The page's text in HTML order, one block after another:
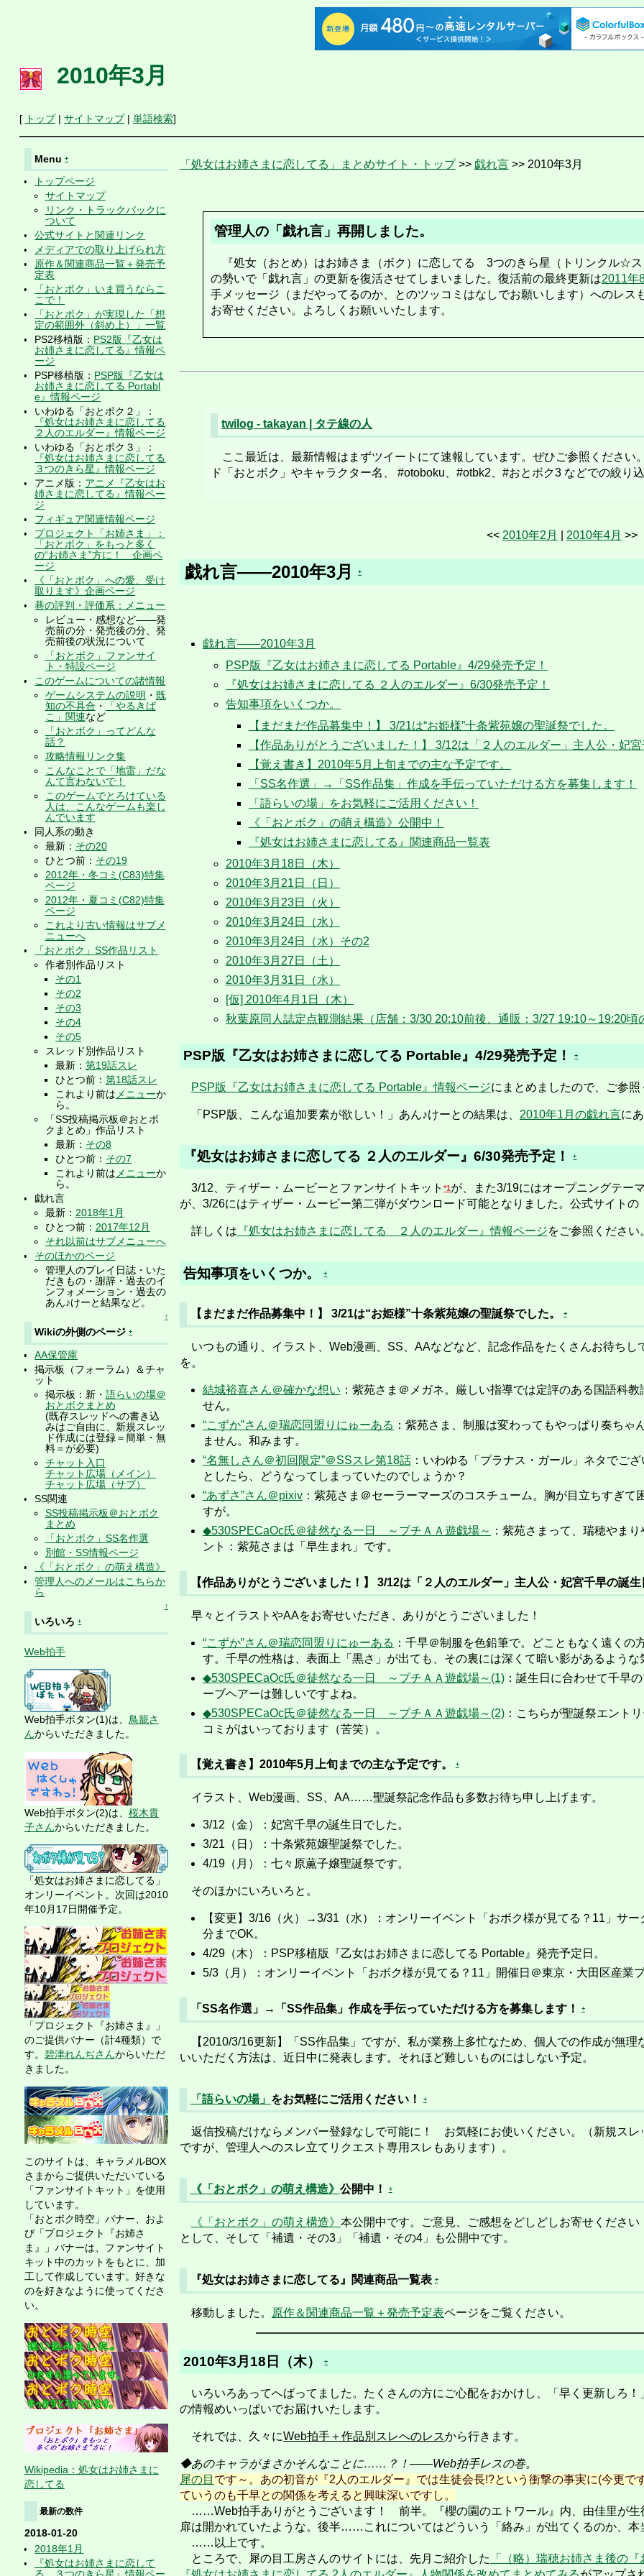
2010年3月
[ トップ| サイトマップ| 単語検索]
Menu+
トップページ
サイトマップ
リンク・トラックバックに
ついて
公式サイトと関連リンク
メディアでの取り上げられ方
原作＆関連商品一覧＋発売予
定表
「おとボク」いま買うならこ
こで！
「おとボク」が実現した「想
定の範囲外（斜め上）」一覧
PS2移植版： PS2版『乙女は
お姉さまに恋してる』情報ペ
ージ
PSP移植版： PSP版『乙女は
お姉さまに恋してる Portabl
e』情報ページ
いわゆる「おとボク２」：
『処女はお姉さまに恋してる
２人のエルダー』情報ページ
いわゆる「おとボク３」：
『処女はお姉さまに恋してる
３つのきら星』情報ページ
アニメ版： アニメ『乙女はお
姉さまに恋してる』情報ペー
ジ
フィギュア関連情報ページ
プロジェクト「お姉さま」：
「おとボク」をもっと多く
の“お姉さま”方に！ 企画ペ
ージ
《「おとボク」への愛、受け
取ります》企画ページ
巷の評判・評価系：メニュー
レビュー・感想など――発
売前の分・発売後の分、発
売前後の状況について
「おとボク」ファンサイ
ト・特設ページ
このゲームについての諸情報
ゲームシステムの説明 ・ 既
知の不具合 ・
「やるきば
こ」関連など
「おとボク」ってどんな
話？
攻略情報リンク集
こんなことで「地雷」だな
んて言わないで！
このゲームでとろけている
人は、こんなゲームも楽し
んでいます
同人系の動き
最新： その20
ひとつ前： その19
2012年・冬コミ(C83)特集
ページ
2012年・夏コミ(C82)特集
ページ
これより古い情報はサブメ
ニューへ
「おとボク」SS作品リスト
作者別作品リスト
その1
その2
その3
その4
その5
スレッド別作品リスト
最新： 第19話スレ
ひとつ前： 第18話スレ
これより前は メニューか
ら。
「SS投稿掲示板＠おとボ
クまとめ」作品リスト
最新： その8
ひとつ前： その7
これより前は メニューか
ら。
戯れ言
最新： 2018年1月
ひとつ前： 2017年12月
それ以前はサブメニューへ
そのほかのページ
管理人のプレイ日誌・いた
だきもの・謝辞・過去のイ
ンフォメーション・過去の
あん♪けーと結果など。
↑
Wikiの外側のページ+
AA保管庫
掲示板（フォーラム）＆チャ
ット
掲示板：新・ 語らいの場＠
おとボクまとめ
(既存スレッドへの書き込
みはご自由に、新規スレッ
ド作成には登録＝簡単・無
料＝が必要)
チャット入口
チャット広場（メイン）
チャット広場（サブ）
SS関連
SS投稿掲示板＠おとボク
まとめ
「おとボク」SS名作選
別館・SS情報ページ
《「おとボク」の萌え構造》
管理人へのメールはこちらか
ら
↑
いろいろ+
Web拍手
Web拍手ボタン(1)は、 鳥籠さ
んからいただきました。
Web拍手ボタン(2)は、 桜木貴
子さんからいただきました。
「処女はお姉さまに恋してる」
オンリーイベント。次回は2010
年10月17日開催予定。
「プロジェクト『お姉さま』」
のご提供バナー（計4種類）で
す。 碧津れんぢさんからいただ
きました。
このサイトは、キャラメルBOX
さまからご提供いただいている
「ファンサイトキット」を使用
しています。
「おとボク時空」バナー、およ
び「プロジェクト『お姉さ
ま』」バナーは、ファンサイト
キット中のカットをもとに、加
工して作成しています。好きな
のを好きなように使ってくださ
い。
Wikipedia：処女はお姉さまに
恋してる
最新の数件
2018-01-20
2018年1月
『処女はお姉さまに恋して
る ３つのきら星』情報ペー
「処女はお姉さまに恋してる」まとめサイト・トップ>> 戯れ言>> 2010年3月
管理人の「戯れ言」再開しました。
『処女（おとめ）はお姉さま（ボク）に恋してる 3つのきら星（トリンクル☆ス
の勢いで「戯れ言」の更新を復活させてしまいました。復活前の最終更新は2011年
手メッセージ（まだやってるのか、とのツッコミはなしでお願いします）へのレス
お寄せください。よろしくお願いいたします。
twilog - takayan | タテ線の人
ここ最近は、最新情報はまずツイートにて速報しています。ぜひご参照ください
ド「おとボク」やキャラクター名、 #otoboku、#otbk2、#おとボク3 などでの絞り
<< 2010年2月 2010年4月 >>
戯れ言――2010年3月+
戯れ言――2010年3月
PSP版『乙女はお姉さまに恋してる Portable』4/29発売予定！
『処女はお姉さまに恋してる ２人のエルダー』6/30発売予定！
告知事項をいくつか。
【まだまだ作品募集中！】 3/21は“お姫様”十条紫苑嬢の聖誕祭でした。
【作品ありがとうございました！】 3/12は「２人のエルダー」主人公・妃宮
【覚え書き】2010年5月上旬までの主な予定です。
「SS名作選」→「SS作品集」作成を手伝っていただける方を募集します！
「語らいの場」をお気軽にご活用ください！
《「おとボク」の萌え構造》公開中！
『処女はお姉さまに恋してる』関連商品一覧表
2010年3月18日（木）
2010年3月21日（日）
2010年3月23日（火）
2010年3月24日（水）
2010年3月24日（水）その2
2010年3月27日（土）
2010年3月31日（水）
[仮] 2010年4月1日（木）
秋葉原同人誌定点観測結果（店舗：3/30 20:10前後、通販：3/27 19:10～19:20頃
PSP版『乙女はお姉さまに恋してる Portable』4/29発売予定！+
PSP版『乙女はお姉さまに恋してる Portable』情報ページにまとめましたので、ご参照
「PSP版、こんな追加要素が欲しい！」あん♪けーとの結果は、 2010年1月の戯れ言に
『処女はお姉さまに恋してる ２人のエルダー』6/30発売予定！+
3/12、ティザー・ムービーとファンサイトキット *1が、また3/19にはオープニングテー
が、3/26にはティザー・ムービー第二弾がダウンロード可能となりました。公式サイトの
詳しくは 『処女はお姉さまに恋してる ２人のエルダー』情報ページをご参照ください
告知事項をいくつか。+
【まだまだ作品募集中！】 3/21は“お姫様”十条紫苑嬢の聖誕祭でした。 +
いつもの通り、イラスト、Web漫画、SS、AAなどなど、記念作品をたくさんお待ちし
を。
結城裕喜さん＠確かな想い ：紫苑さま＠メガネ。厳しい指導では定評のある国語
せん。
“こずか”さん＠瑞恋同盟りにゅーある ：紫苑さま、制服は変わってもやっぱり奏ち
ません。和みます。
“名無しさん＠初回限定”＠SSスレ第18話：いわゆる「プラナス・ガール」ネタでご
としたら、どうなってしまっていたのでしょうか？
“あずさ”さん＠pixiv：紫苑さま＠セーラーマーズのコスチューム。胸が目立ちすぎ
すが。
◆530SPECaOc氏＠徒然なる一日 ～プチＡＡ遊戯場～ ：紫苑さまって、瑞穂や
ント：紫苑さまは「早生まれ」です。
【作品ありがとうございました！】 3/12は「２人のエルダー」主人公・妃宮千早の誕生
早々とイラストやAAをお寄せいただき、ありがとうございました！
“こずか”さん＠瑞恋同盟りにゅーある ：千早＠制服を色鉛筆で。どこともなく遠く
す。千早の性格は、表面上「黒さ」が出ても、その裏には深くて暗い影があるような
◆530SPECaOc氏＠徒然なる一日 ～プチＡＡ遊戯場～(1)：誕生日に合わせて千早
ーブヘアーは難しいですよね。
◆530SPECaOc氏＠徒然なる一日 ～プチＡＡ遊戯場～(2)：こちらが聖誕祭エント
コミがはいっております（苦笑）。
【覚え書き】2010年5月上旬までの主な予定です。+
イラスト、Web漫画、SS、AA……聖誕祭記念作品も多数お待ち申し上げます。
3/12（金）：妃宮千早の誕生日でした。
3/21（日）：十条紫苑嬢聖誕祭でした。
4/19（月）：七々原薫子嬢聖誕祭です。
そのほかにいろいろと。
【変更】3/16（火）→3/31（水）：オンリーイベント「おボク様が見てる？11」サ
分までOK。
4/29（木）：PSP移植版『乙女はお姉さまに恋してる Portable』発売予定日。
5/3（月）：オンリーイベント「おボク様が見てる？11」開催日＠東京・大田区産業
「SS名作選」→「SS作品集」作成を手伝っていただける方を募集します！ +
【2010/3/16更新】「SS作品集」ですが、私が業務上多忙なため、個人での作成が無
いいただく方法は、近日中に発表します。それほど難しいものにはしない予定。
「語らいの場」 をお気軽にご活用ください！ +
返信投稿だけならメンバー登録なしで可能に！ お気軽にお使いください。（新規スレ
ですが、管理人へのスレ立てリクエスト専用スレもあります）。
《「おとボク」の萌え構造》 公開中！ +
《「おとボク」の萌え構造》 本公開中です。ご意見、ご感想をどしどしお寄せくださ
として、そして「補遺・その3」「補遺・その4」も公開中です。
『処女はお姉さまに恋してる』関連商品一覧表 +
移動しました。 原作＆関連商品一覧＋発売予定表ページをご覧ください。
2010年3月18日（木）+
いろいろあってへばってました。たくさんの方にご心配をおかけし、「早く更新しろ
の情報めいっぱいでお届けいたします。
それでは、久々にWeb拍手＋作品別スレへのレスから行きます。
◆あのキャラがまさかそんなことに……？！――Web拍手レスの巻。
犀の目 です～。あの初音が『2人のエルダー』では生徒会長!?という衝撃の事実に(今更
ていうのも千早との関係を考えると興味深いですし。
……Web拍手ありがとうございます！ 前半。『櫻の園のエトワール』内、由佳里が生
扉は開かれていたような。後半……これについてはどういう「絡み」が出てくるのか、本
……以上です。
ところで、犀の目工房さんのサイトには、先月ご紹介した
「（略）瑞穂お姉さま後の